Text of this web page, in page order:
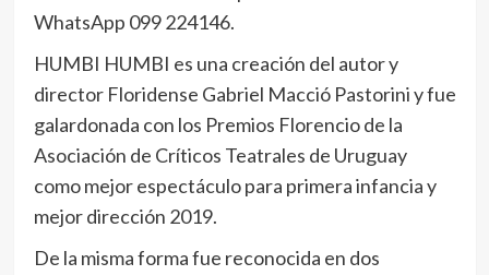
WhatsApp 099 224146.
HUMBI HUMBI es una creación del autor y
director Floridense Gabriel Macció Pastorini y fue
galardonada con los Premios Florencio de la
Asociación de Críticos Teatrales de Uruguay
como mejor espectáculo para primera infancia y
mejor dirección 2019.
De la misma forma fue reconocida en dos